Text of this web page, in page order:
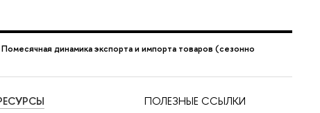
Помесячная динамика экспорта и импорта товаров (сезонно
ПОЛЕЗНЫЕ ССЫЛКИ